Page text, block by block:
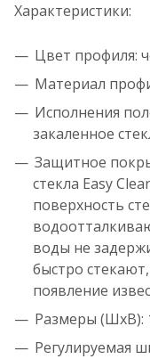
Характеристики:
Цвет профиля:
Материал
Исполнения
закаленное
Защитное
стекла Easy
поверхность
воды не
быстро
появление
Размеры (ШхВ):
Регулируемая